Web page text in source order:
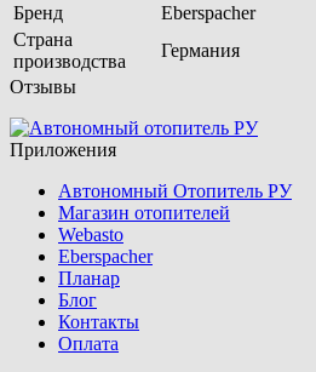
Бренд
Eberspacher
Страна
производства
Германия
Отзывы
Приложения
Автономный Отопитель РУ
Магазин отопителей
Webasto
Eberspacher
Планар
Блог
Контакты
Оплата